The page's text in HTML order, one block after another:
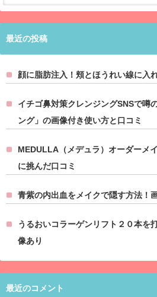
最近の投稿
顔に脂肪注入！頬とほうれい線に入
イチゴ鼻対策クレンジングSNSで噂
ング」の画像付き使い方と口コミ
MEDULLA（メデュラ）オーダーメ
に挑んだ口コミ
青紫の内出血をメイクで隠す方法！
うるおいコラーゲンリフト２０本を
像あり
最近のコメント